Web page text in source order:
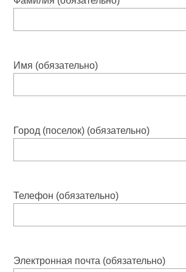
Имя (обязательно)
Город (поселок) (обязательно)
Телефон (обязательно)
Электронная почта (обязательно)